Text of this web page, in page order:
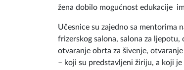
žena dobilo mogućnost edukacije
Učesnice su zajedno sa mentorima
frizerskog salona, salona za
otvaranje obrta za šivenje,
– koji su predstavljeni žiriju, a koji